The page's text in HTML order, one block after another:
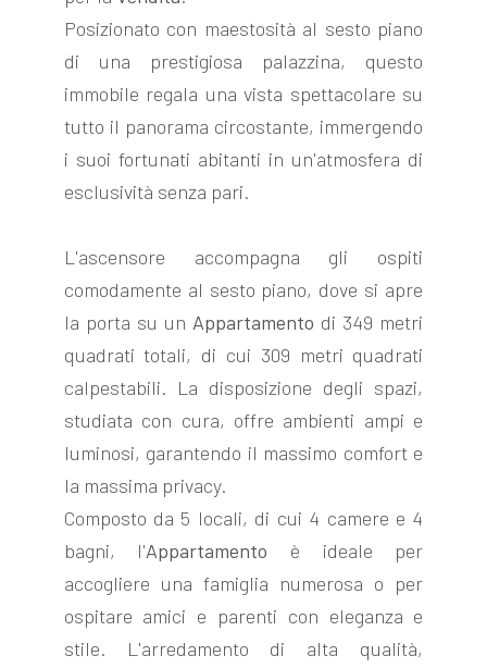
Posizionato con maestosità al sesto piano
di una prestigiosa palazzina, questo
immobile regala una vista spettacolare su
tutto il panorama circostante, immergendo
i suoi fortunati abitanti in un'atmosfera di
esclusività senza pari.
L'ascensore accompagna gli ospiti
comodamente al sesto piano, dove si apre
la porta su unAppartamento di 349 metri
quadrati totali, di cui 309 metri quadrati
calpestabili. La disposizione degli spazi,
studiata con cura, offre ambienti ampi e
luminosi, garantendo il massimo comfort e
la massima privacy.
Composto da 5 locali, di cui 4 camere e 4
bagni, l'Appartamento è ideale per
accogliere una famiglia numerosa o per
ospitare amici e parenti con eleganza e
stile. L'arredamento di alta qualità,